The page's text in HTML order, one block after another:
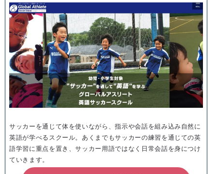
サッカーを通じて体を使いながら、指示や会話を組み込み自然に
英語が学べるスクール。あくまでもサッカーの練習を通じての英
語学習に重点を置き、サッカー用語ではなく日常会話を身につけ
ていきます。